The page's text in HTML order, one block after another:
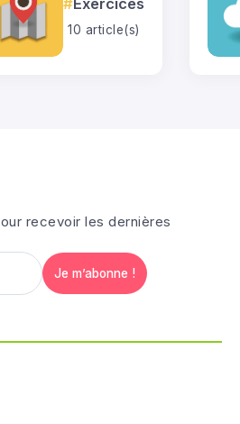
Exercices
10 article(s)
recevoir les dernières